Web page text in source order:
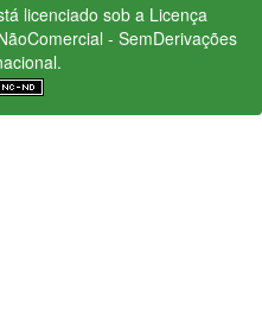
licenciado sob a Licença
- SemDerivações